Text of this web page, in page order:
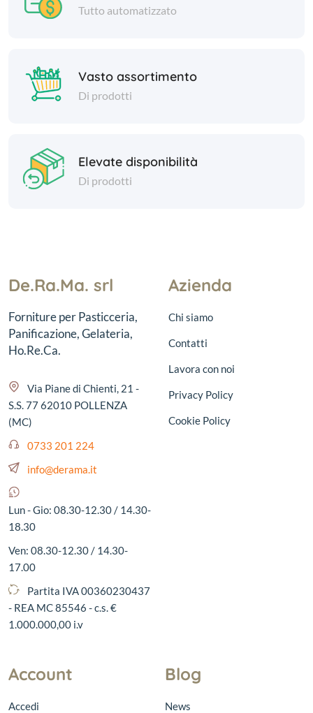
Tutto automatizzato
Vasto assortimento
Di prodotti
Elevate disponibilità
Di prodotti
De.Ra.Ma. srl
Forniture per Pasticceria,
Panificazione, Gelateria,
Ho.Re.Ca.
Via Piane di Chienti, 21 -
S.S. 77 62010 POLLENZA
(MC)
0733 201 224
info@derama.it
Lun - Gio: 08.30-12.30 / 14.30-
18.30
Ven: 08.30-12.30 / 14.30-
17.00
Partita IVA 00360230437
- REA MC 85546 - c.s. €
1.000.000,00 i.v
Azienda
Chi siamo
Contatti
Lavora con noi
Privacy Policy
Cookie Policy
Account
Accedi
Blog
News